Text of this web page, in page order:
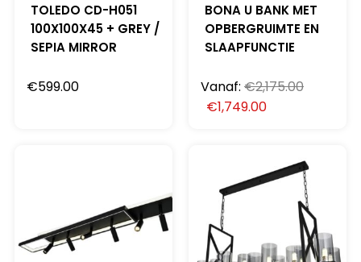
TOLEDO CD-H051
100X100X45 + GREY /
SEPIA MIRROR
€599.00
BONA U BANK MET
OPBERGRUIMTE EN
SLAAPFUNCTIE
Vanaf: €2,175.00
€1,749.00